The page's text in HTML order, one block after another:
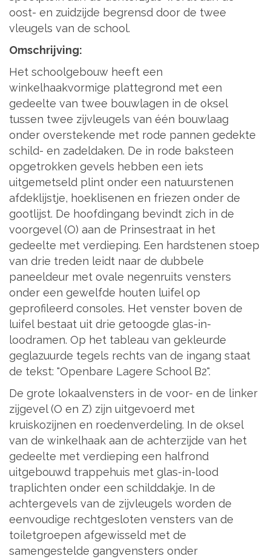
oost- en zuidzijde begrensd door de twee
vleugels van de school.
Omschrijving:
Het schoolgebouw heeft een
winkelhaakvormige plattegrond met een
gedeelte van twee bouwlagen in de oksel
tussen twee zijvleugels van één bouwlaag
onder overstekende met rode pannen gedekte
schild- en zadeldaken. De in rode baksteen
opgetrokken gevels hebben een iets
uitgemetseld plint onder een natuurstenen
afdeklijstje, hoeklisenen en friezen onder de
gootlijst. De hoofdingang bevindt zich in de
voorgevel (O) aan de Prinsestraat in het
gedeelte met verdieping. Een hardstenen stoep
van drie treden leidt naar de dubbele
paneeldeur met ovale negenruits vensters
onder een gewelfde houten luifel op
geprofileerd consoles. Het venster boven de
luifel bestaat uit drie getoogde glas-in-
loodramen. Op het tableau van gekleurde
geglazuurde tegels rechts van de ingang staat
de tekst: "Openbare Lagere School B2".
De grote lokaalvensters in de voor- en de linker
zijgevel (O en Z) zijn uitgevoerd met
kruiskozijnen en roedenverdeling. In de oksel
van de winkelhaak aan de achterzijde van het
gedeelte met verdieping een halfrond
uitgebouwd trappehuis met glas-in-lood
traplichten onder een schilddakje. In de
achtergevels van de zijvleugels worden de
eenvoudige rechtgesloten vensters van de
toiletgroepen afgewisseld met de
samengestelde gangvensters onder